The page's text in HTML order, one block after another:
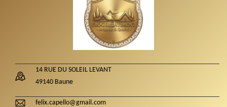
14 RUE DU SOLEIL LEVANT
49140 Baune
felix.capello@gmail.com